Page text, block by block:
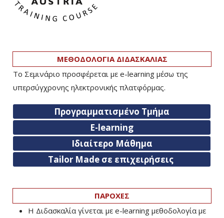
ΜΕΘΟΔΟΛΟΓΙΑ ΔΙΔΑΣΚΑΛΙΑΣ
Το Σεμινάριο προσφέρεται με e-learning μέσω της
υπερσύγχρονης ηλεκτρονικής πλατφόρμας.
Προγραμματισμένο Τμήμα
E-learning
Ιδιαίτερο Μάθημα
Tailor Made σε επιχειρήσεις
ΠΑΡΟΧΕΣ
Η Διδασκαλία γίνεται με e-learning μεθοδολογία με